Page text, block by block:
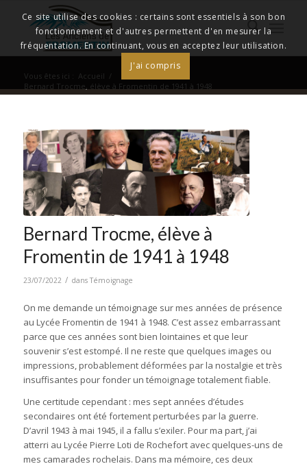
Vous êtes ici : Accueil /
Bernard Trocme, élève à Fromentin de 1941 à 1948
Bernard Trocme, élève à
Fromentin de 1941 à 1948
23/07/2022 / dansTémoignage
On me demande un témoignage sur mes années de présence
au Lycée Fromentin de 1941 à 1948. C’est assez embarrassant
parce que ces années sont bien lointaines et que leur
souvenir s’est estompé. Il ne reste que quelques images ou
impressions, probablement déformées par la nostalgie et très
insuffisantes pour fonder un témoignage totalement fiable.
Une certitude cependant : mes sept années d’études
secondaires ont été fortement perturbées par la guerre.
D’avril 1943 à mai 1945, il a fallu s’exiler. Pour ma part, j’ai
atterri au Lycée Pierre Loti de Rochefort avec quelques-uns de
mes camarades rochelais. Dans ma mémoire, ces deux
Ce site utilise des cookies : certains sont essentiels à son bon
fonctionnement et d'autres permettent d'en mesurer la
fréquentation. En continuant, vous en acceptez leur utilisation.
J'ai compris